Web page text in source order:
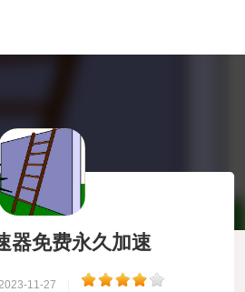
器免费永久加速
11-27